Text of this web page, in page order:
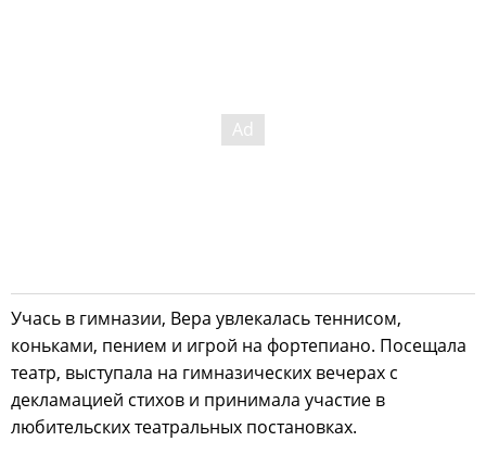
Учась в гимназии, Вера увлекалась теннисом,
коньками, пением и игрой на фортепиано. Посещала
театр, выступала на гимназических вечерах с
декламацией стихов и принимала участие в
любительских театральных постановках.